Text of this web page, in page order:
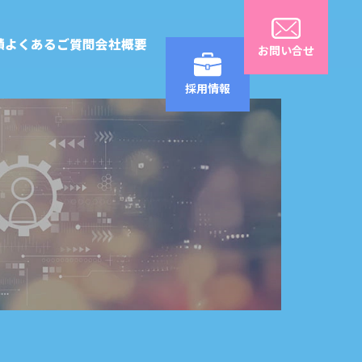
よくあるご質問会社概要
採用情報
お問い合せ